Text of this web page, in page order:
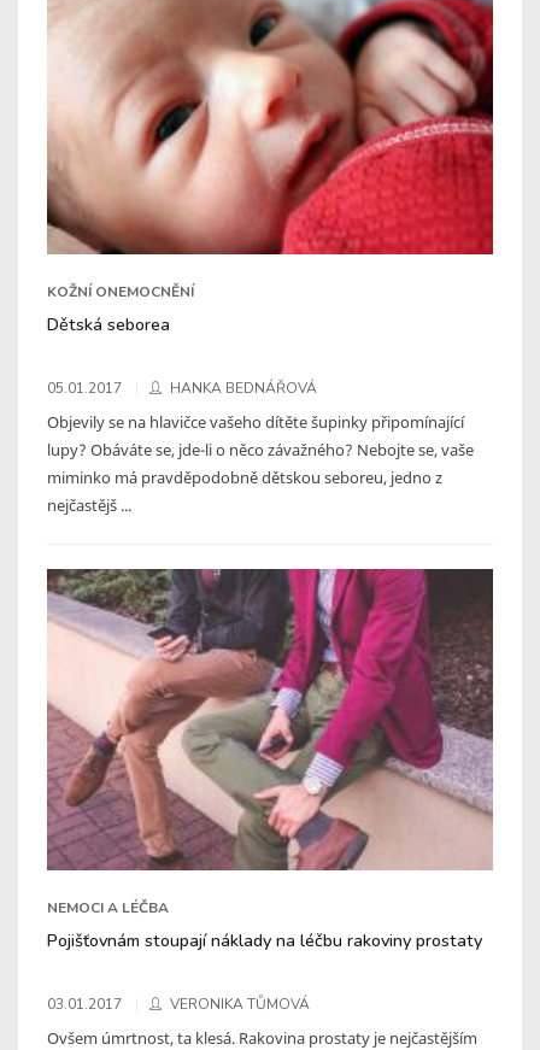
KOŽNÍ ONEMOCNĚNÍ
Dětská seborea
05.01.2017 HANKA BEDNÁŘOVÁ
Objevily se na hlavičce vašeho dítěte šupinky připomínající
lupy? Obáváte se, jde-li o něco závažného? Nebojte se, vaše
miminko má pravděpodobně dětskou seboreu, jedno z
nejčastějš ...
NEMOCI A LÉČBA
Pojišťovnám stoupají náklady na léčbu rakoviny prostaty
03.01.2017 VERONIKA TŮMOVÁ
Ovšem úmrtnost, ta klesá. Rakovina prostaty je nejčastějším